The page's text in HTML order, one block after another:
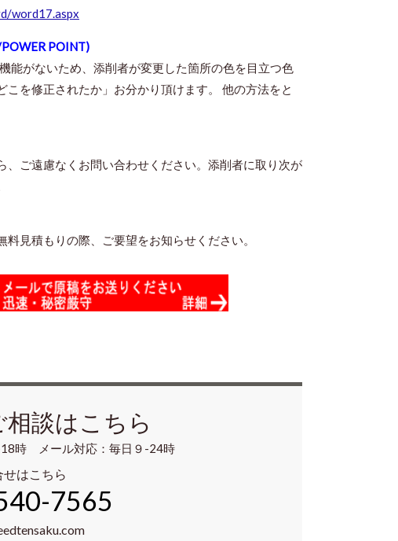
word17.aspx
POINT)
能がないため、添削者が変更した箇所の色を目立つ色
こを修正されたか」お分かり頂けます。 他の方法をと
ご遠慮なくお問い合わせください。添削者に取り次が
見積もりの際、ご要望をお知らせください。
談はこちら
時 メール対応：毎日９-24時
はこちら
7565